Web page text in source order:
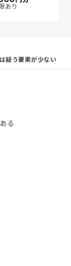
あり
疑う要素が少ない
る